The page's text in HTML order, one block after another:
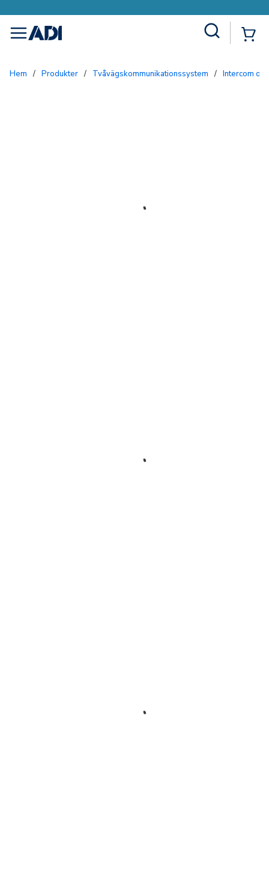
menu
Hem / Produkter / Tvåvägskommunikationssystem / Intercom